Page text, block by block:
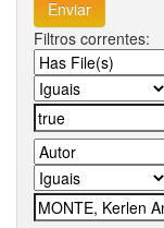
Filtros correntes: